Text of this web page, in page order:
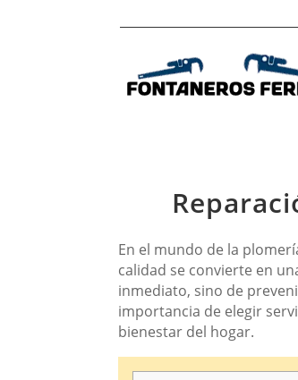
En el mundo de la
calidad se convierte en
inmediato, sino de
importancia de elegir
bienestar del hogar.